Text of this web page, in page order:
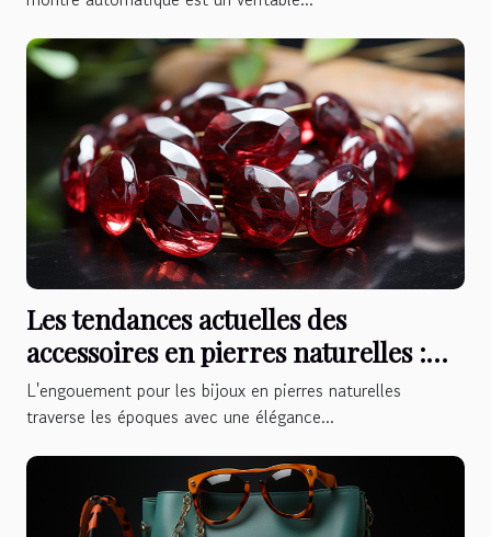
Les tendances actuelles des
accessoires en pierres naturelles :
focus sur le grenat
L'engouement pour les bijoux en pierres naturelles
traverse les époques avec une élégance...